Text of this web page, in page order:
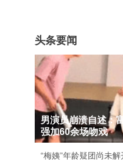
头条要闻
男演员崩溃自述：
强加60余场吻戏
“梅姨”年龄疑团尚未